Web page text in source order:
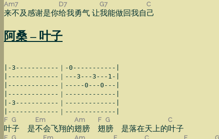
Am7
来不及感谢是你
D7
给我勇气 让
G7
我能做回我自
C
己
阿桑 – 叶子
|-3-----------｜-0-----------|
|-------------｜---3---3---1-|
|-------------｜-----0---0---|
|-------------｜-------------|
|-3-----------｜-------------|
F
叶
G
子 是
Em
不会飞翔的
Am
翅膀
F
翅
G
膀 是落在天上的
C
叶子